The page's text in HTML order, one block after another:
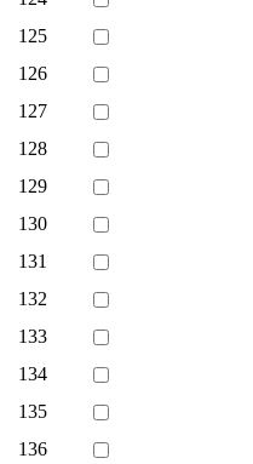
125
126
127
128
129
130
131
132
133
134
135
136